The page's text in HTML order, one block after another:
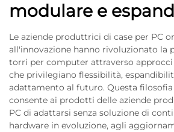
modulare e
Le aziende produttrici di case per PC
all'innovazione hanno rivoluzionato la
torri per computer attraverso
che privilegiano flessibilità,
adattamento al futuro. Questa
consente ai prodotti delle aziende
PC di adattarsi senza soluzione di
hardware in evoluzione, agli